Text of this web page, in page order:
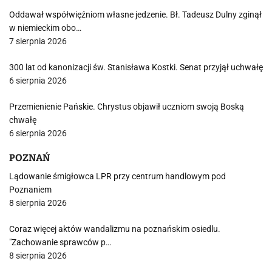
Oddawał współwięźniom własne jedzenie. Bł. Tadeusz Dulny zginął
w niemieckim obo…
7 sierpnia 2026
300 lat od kanonizacji św. Stanisława Kostki. Senat przyjął uchwałę
6 sierpnia 2026
Przemienienie Pańskie. Chrystus objawił uczniom swoją Boską
chwałę
6 sierpnia 2026
POZNAŃ
Lądowanie śmigłowca LPR przy centrum handlowym pod
Poznaniem
8 sierpnia 2026
Coraz więcej aktów wandalizmu na poznańskim osiedlu.
"Zachowanie sprawców p…
8 sierpnia 2026